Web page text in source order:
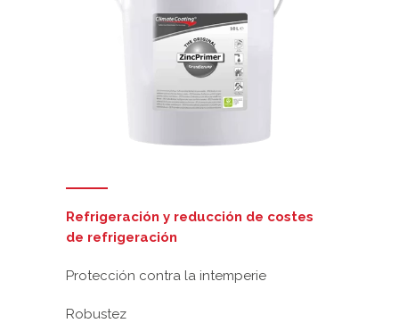
Refrigeración y reducción de costes
de refrigeración
Protección contra la intemperie
Robustez